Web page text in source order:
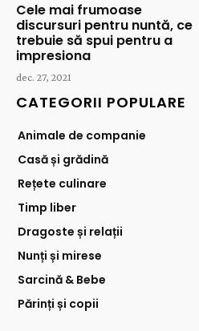
Cele mai frumoase
discursuri pentru nuntă, ce
trebuie să spui pentru a
impresiona
dec. 27, 2021
CATEGORII POPULARE
Animale de companie
Casă și grădină
Rețete culinare
Timp liber
Dragoste și relații
Nunți și mirese
Sarcină & Bebe
Părinți și copii